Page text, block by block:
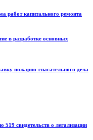
работ капитального ремонта
в разработке основных
пожарно-спасательного дела
519 свидетельств о легализации